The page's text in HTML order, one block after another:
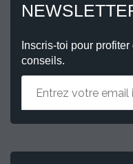
Inscris-toi pour
conseils.